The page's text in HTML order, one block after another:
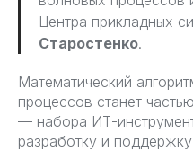
Центра прикладных
Старостенко.
Математический
процессов станет
— набора ИТ-
разработку и